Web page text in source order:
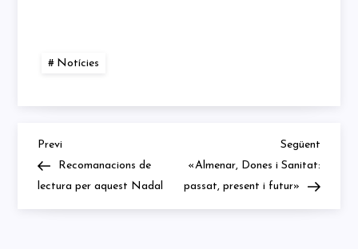
Notícies
Navegació
d'entrades
Previous
Post
Previ
Recomanacions de
lectura per aquest Nadal
Next
Post
Següent
«Almenar, Dones i Sanitat:
passat, present i futur»